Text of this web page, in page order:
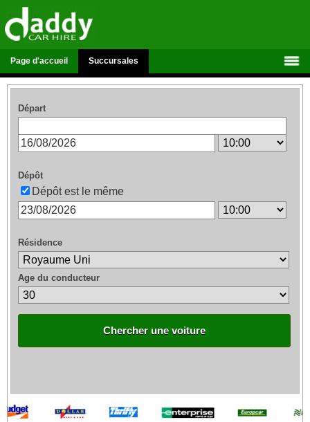
Page d'accueil Succursales
Départ
Dépôt
Dépôt est le même
Résidence
Age du conducteur
Chercher une voiture